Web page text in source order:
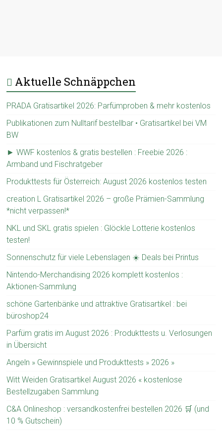
Aktuelle Schnäppchen
PRADA Gratisartikel 2026: Parfümproben & mehr kostenlos
Publikationen zum Nulltarif bestellbar • Gratisartikel bei VM
BW
► WWF kostenlos & gratis bestellen : Freebie 2026 :
Armband und Fischratgeber
Produkttests für Österreich: August 2026 kostenlos testen
creation L Gratisartikel 2026 – große Prämien-Sammlung
*nicht verpassen!*
NKL und SKL gratis spielen : Glöckle Lotterie kostenlos
testen!
Sonnenschutz für viele Lebenslagen ☀️ Deals bei Printus
Nintendo-Merchandising 2026 komplett kostenlos :
Aktionen-Sammlung
schöne Gartenbänke und attraktive Gratisartikel : bei
büroshop24
Parfüm gratis im August 2026 : Produkttests u. Verlosungen
in Übersicht
Angeln » Gewinnspiele und Produkttests » 2026 »
Witt Weiden Gratisartikel August 2026 « kostenlose
Bestellzugaben Sammlung
C&A Onlineshop : versandkostenfrei bestellen 2026 🛒 (und
10 % Gutschein)